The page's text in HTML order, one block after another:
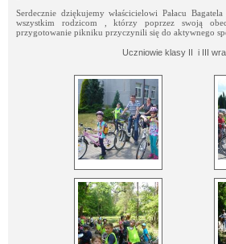
Serdecznie dziękujemy właścicielowi Pałacu
wszystkim rodzicom , którzy poprzez swoją
przygotowanie pikniku przyczynili się do aktywnego
Uczniowie klasy II i III wraz z